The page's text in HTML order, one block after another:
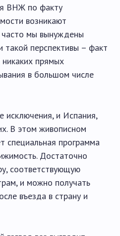
ВНЖ по факту
возникают
часто мы вынуждены
такой перспективы – факт
прямых
в большом числе
исключения, и Испания,
В этом живописном
специальная программа
Достаточно
соответствующую
и можно получать
въезда в страну и